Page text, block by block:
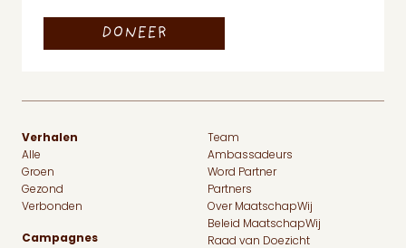
Verhalen
Alle
Groen
Gezond
Verbonden
Campagnes
Team
Ambassadeurs
Word Partner
Partners
Over MaatschapWij
Beleid MaatschapWij
Raad van Doezicht